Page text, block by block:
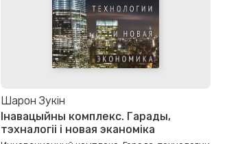
Шарон Зукін
Інавацыйны комплекс. Гарады,
тэхналогіі і новая эканоміка